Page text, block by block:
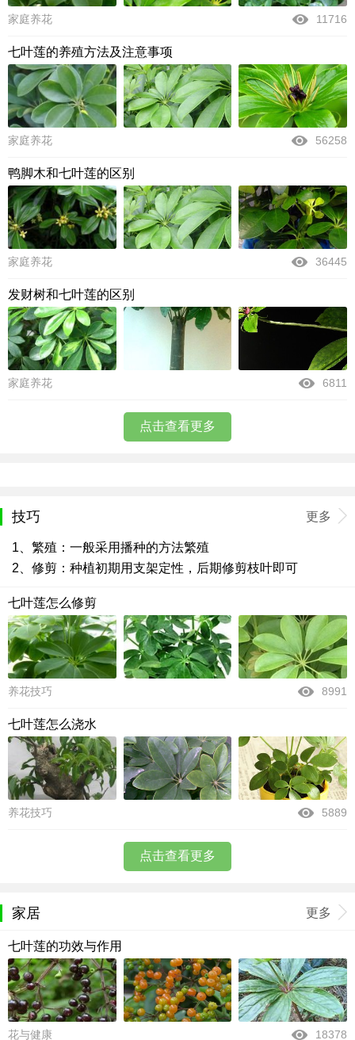
家庭养花 11716
七叶莲的养殖方法及注意事项
家庭养花 56258
鸭脚木和七叶莲的区别
家庭养花 36445
发财树和七叶莲的区别
家庭养花 6811
点击查看更多
技巧 更多
1、繁殖：一般采用播种的方法繁殖
2、修剪：种植初期用支架定性，后期修剪枝叶即可
七叶莲怎么修剪
养花技巧 8991
七叶莲怎么浇水
养花技巧 5889
点击查看更多
家居 更多
七叶莲的功效与作用
花与健康 18378